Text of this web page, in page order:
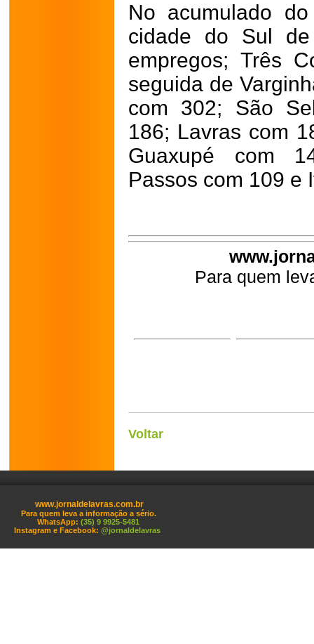
No acumulado
cidade do Sul
empregos; Três
seguida de
com 302; São
186; Lavras com
Guaxupé com
Passos com 109 e
Para quem
Voltar
www.jornaldelavras.com.br
Para quem leva a informação a sério.
WhatsApp: (35) 9 9925-5481
Instagram e Facebook: @jornaldelavras